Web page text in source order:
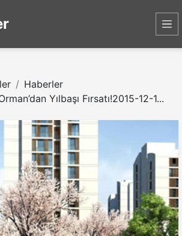
Haberler
Yılbaşı Fırsatı!2015-12-1...